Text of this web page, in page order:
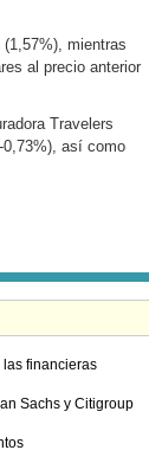
mientras
al precio anterior
Travelers
0,73%), así como
financieras
Sachs y Citigroup